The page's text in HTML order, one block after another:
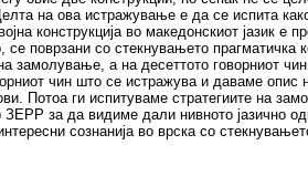
на ова истражување е да се испита
конструкција во македонскиот јазик е
поврзани со стекнувањето прагматичка
замолување, а на десеттото говорниот
чин што се истражува и даваме опис
Потоа ги испитуваме стратегиите на
за да видиме дали нивното јазично
сознанија во врска со